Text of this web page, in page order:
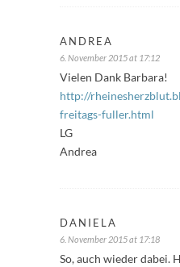
ANDREA
6. November 2015 at 17:12
Vielen Dank Barbara!
http://
freitags-fuller.html
LG
Andrea
DANIELA
6. November 2015 at 17:18
So, auch wieder dabei.